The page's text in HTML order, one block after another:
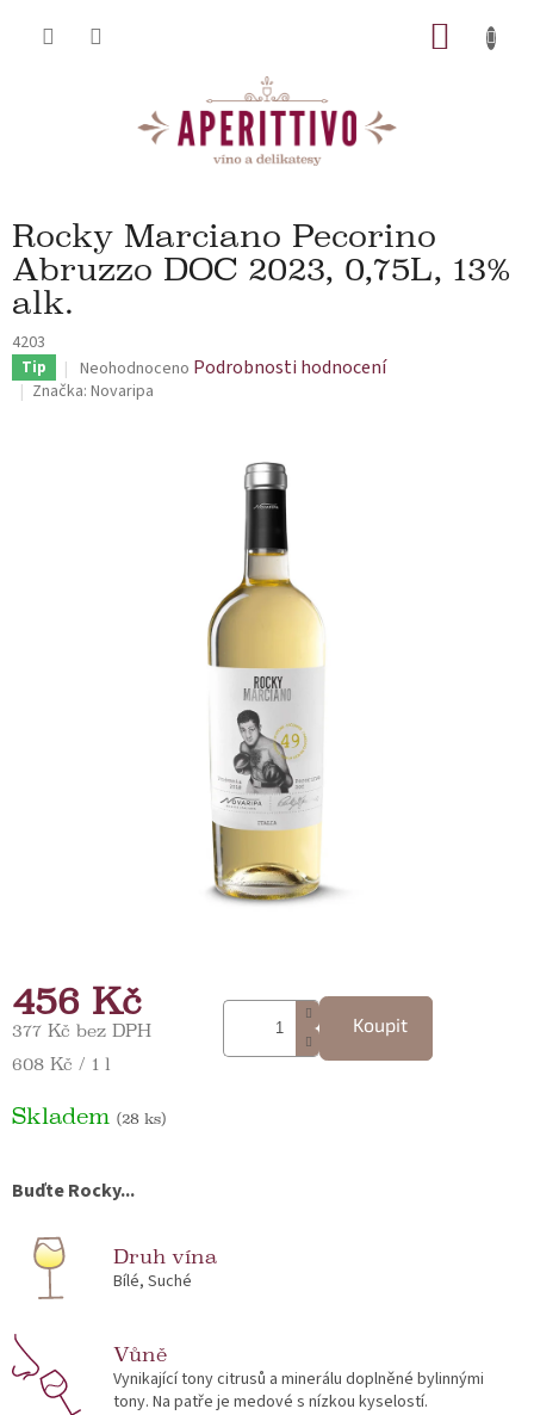
Rocky Marciano Pecorino
Abruzzo DOC 2023, 0,75L, 13%
alk.
4203
Tip Průměrné hodnocení produktu je 0,0 z 5 hvězdiček.
Neohodnoceno Podrobnosti hodnocení
Značka: Novaripa
456 Kč
377 Kč bez DPH
Měrná cena:
608 Kč / 1 l
Koupit
Skladem (28 ks)
Buďte Rocky...
Druh vína
Bílé, Suché
Vůně
Vynikající tony citrusů a minerálu doplněné bylinnými
tony. Na patře je medové s nízkou kyselostí.